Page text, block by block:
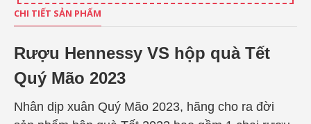
CHI TIẾT SẢN PHẨM
Rượu Hennessy VS hộp quà Tết
Quý Mão 2023
Nhân dịp xuân Quý Mão 2023, hãng cho ra đời